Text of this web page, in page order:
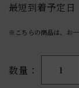
最短到着予定
※こちらの商品は、お
数量 1